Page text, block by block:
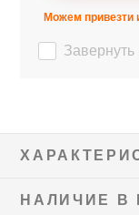
Можем привезти
Завернуть
НАЛИЧИЕ В